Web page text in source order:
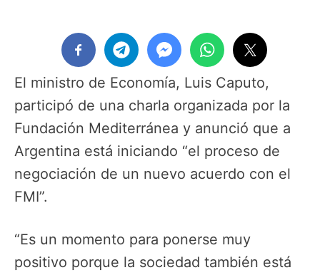
El ministro de Economía, Luis Caputo,
participó de una charla organizada por la
Fundación Mediterránea y anunció que a
Argentina está iniciando “el proceso de
negociación de un nuevo acuerdo con el
FMI”.
“Es un momento para ponerse muy
positivo porque la sociedad también está